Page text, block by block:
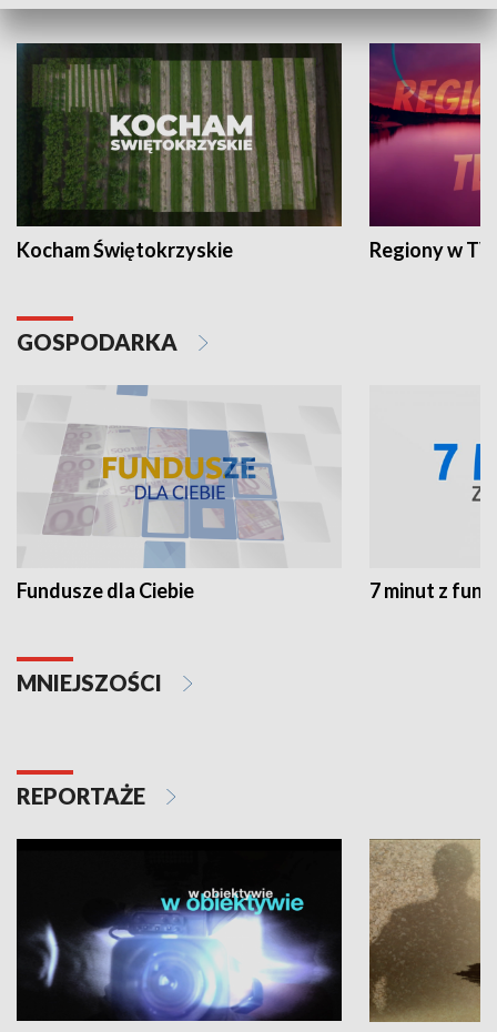
Kocham Świętokrzyskie Regiony w
GOSPODARKA
Fundusze dla Ciebie 7 minut z
MNIEJSZOŚCI
REPORTAŻE